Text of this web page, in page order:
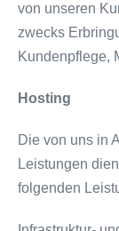
von unseren
zwecks
Kundenpflege,
Hosting
Die von uns in
Leistungen
folgenden